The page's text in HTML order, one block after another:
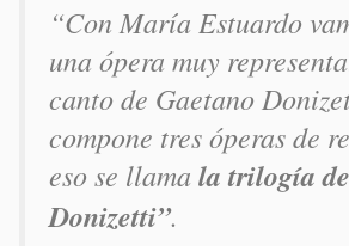
“Con María Estuardo
una ópera muy
canto de Gaetano
compone tres óperas de
eso se llamala trilogía
Donizetti”.